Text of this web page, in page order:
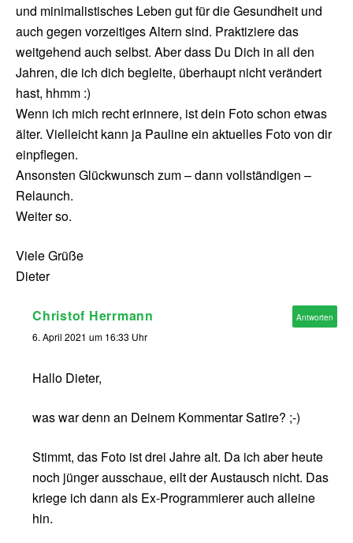
und minimalistisches Leben gut für die Gesundheit und
auch gegen vorzeitiges Altern sind. Praktiziere das
weitgehend auch selbst. Aber dass Du Dich in all den
Jahren, die ich dich begleite, überhaupt nicht verändert
hast, hhmm :)
Wenn ich mich recht erinnere, ist dein Foto schon etwas
älter. Vielleicht kann ja Pauline ein aktuelles Foto von dir
einpflegen.
Ansonsten Glückwunsch zum – dann vollständigen –
Relaunch.
Weiter so.
Viele Grüße
Dieter
Christof Herrmann
6. April 2021 um 16:33 Uhr
Hallo Dieter,
was war denn an Deinem Kommentar Satire? ;-)
Stimmt, das Foto ist drei Jahre alt. Da ich aber heute
noch jünger ausschaue, eilt der Austausch nicht. Das
kriege ich dann als Ex-Programmierer auch alleine
hin.
Antworten